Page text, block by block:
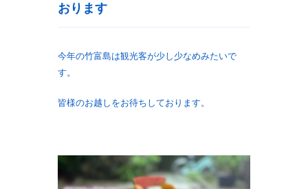
おります
今年の竹富島は観光客が少し少なめみたいで
す。
皆様のお越しをお待ちしております。